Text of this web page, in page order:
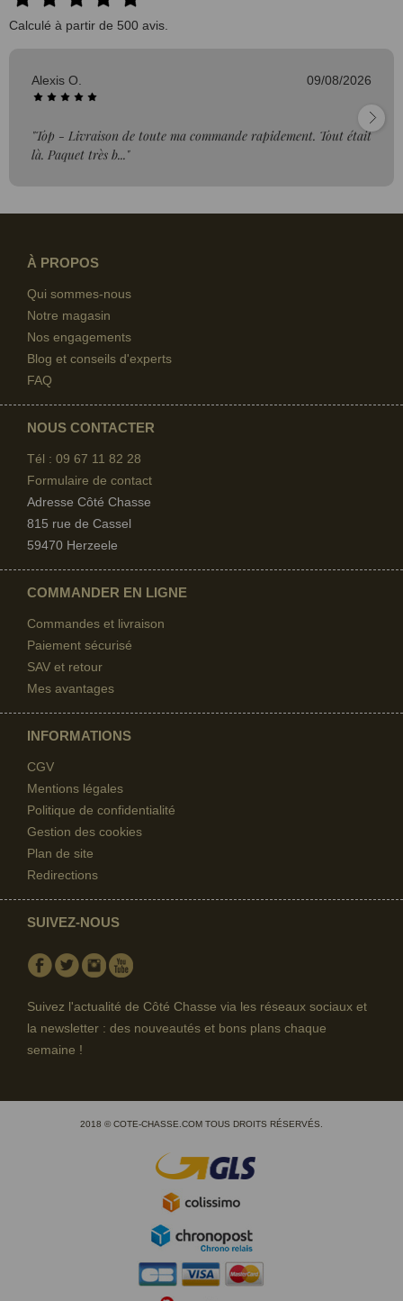
Calculé à partir de 500 avis.
Alexis O. 09/08/2026
"Top - Livraison de toute ma commande rapidement. Tout était
là. Paquet très b..."
À PROPOS
Qui sommes-nous
Notre magasin
Nos engagements
Blog et conseils d'experts
FAQ
NOUS CONTACTER
Tél : 09 67 11 82 28
Formulaire de contact
Adresse Côté Chasse
815 rue de Cassel
59470 Herzeele
COMMANDER EN LIGNE
Commandes et livraison
Paiement sécurisé
SAV et retour
Mes avantages
INFORMATIONS
CGV
Mentions légales
Politique de confidentialité
Gestion des cookies
Plan de site
Redirections
SUIVEZ-NOUS
Facebook
TwitterInstagram
Suivez l'actualité de Côté Chasse via les réseaux sociaux et
la newsletter : des nouveautés et bons plans chaque
semaine !
2018 © COTE-CHASSE.COM TOUS DROITS RÉSERVÉS.